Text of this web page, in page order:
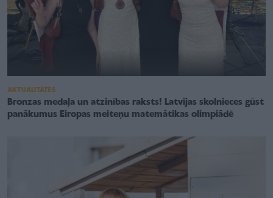
AKTUALITĀTES
Bronzas medaļa un atzinības raksts! Latvijas skolnieces gūst
panākumus Eiropas meiteņu matemātikas olimpiādē